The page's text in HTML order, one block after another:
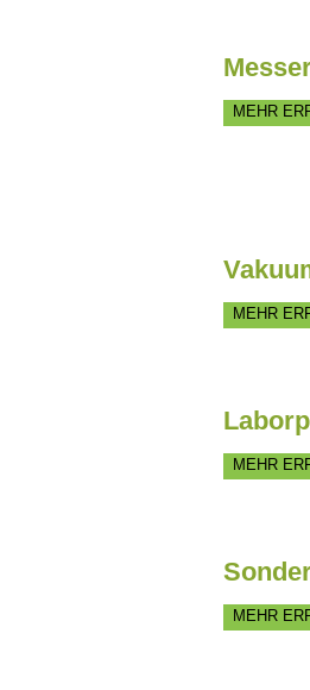
MEHR
MEHR
MEHR
MEHR